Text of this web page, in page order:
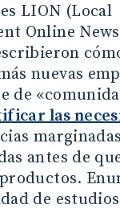
LION (Local
Online
nuevas
de
las
antes de
de